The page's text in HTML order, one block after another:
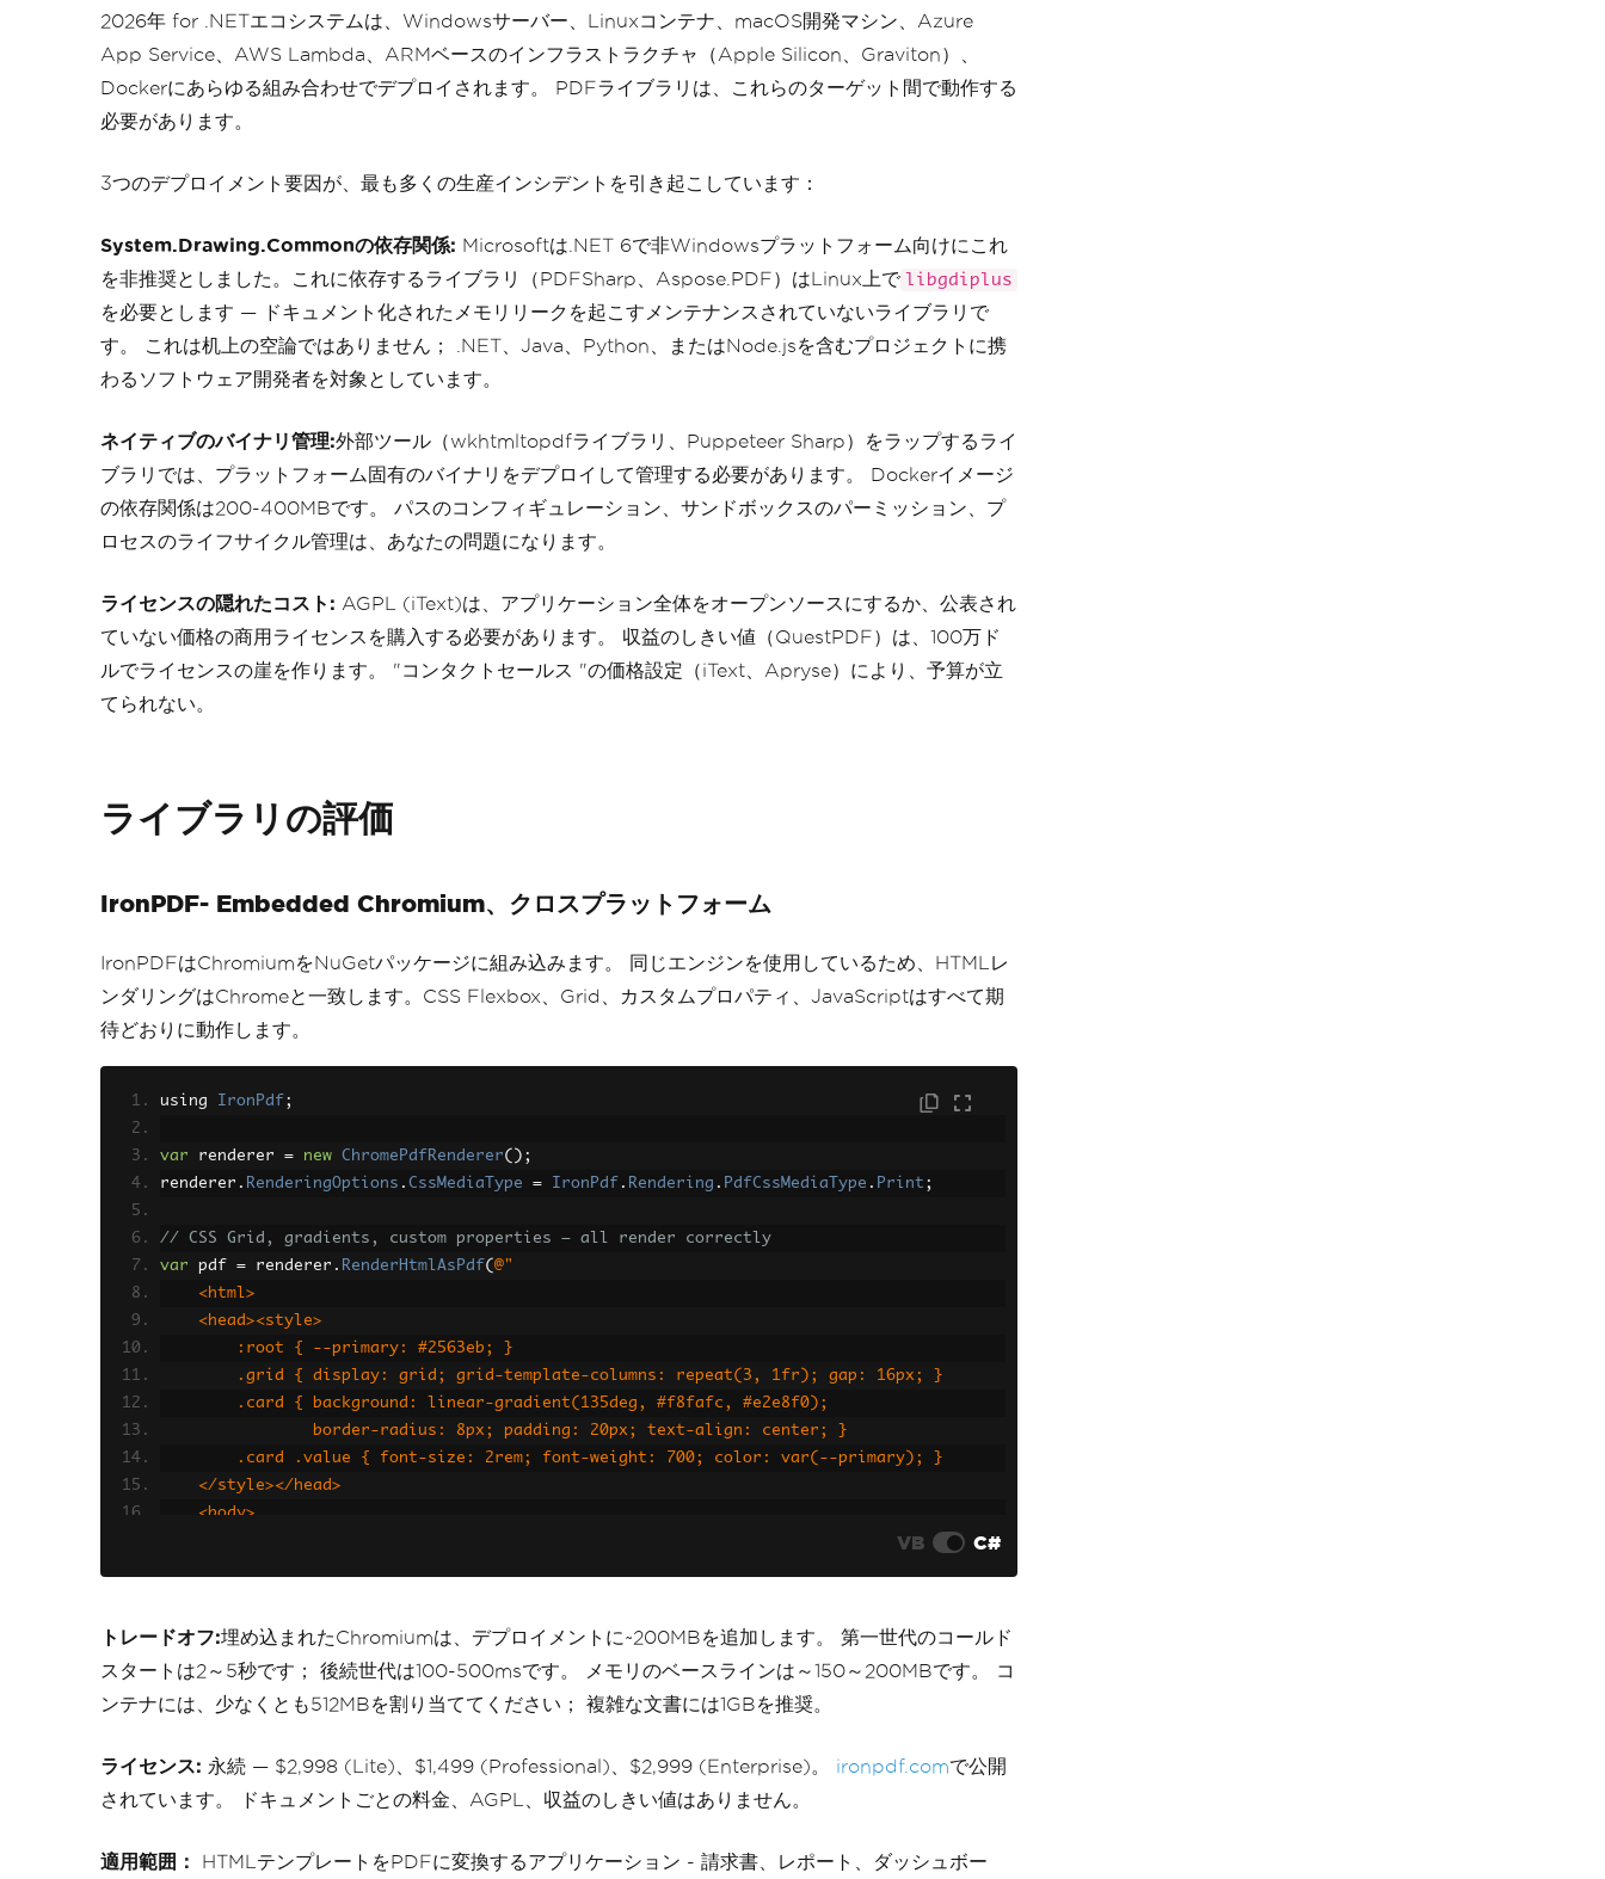
2026年 for .NETエコシステムは、Windowsサーバー、Linuxコンテナ、macOS開発マシン、Azure
App Service、AWS Lambda、ARMベースのインフラストラクチャ（Apple Silicon、Graviton）、
Dockerにあらゆる組み合わせでデプロイされます。 PDFライブラリは、これらのターゲット間で動作する
必要があります。
3つのデプロイメント要因が、最も多くの生産インシデントを引き起こしています：
System.Drawing.Commonの依存関係: Microsoftは.NET 6で非Windowsプラットフォーム向けにこれ
を非推奨としました。これに依存するライブラリ（PDFSharp、Aspose.PDF）はLinux上で libgdiplus
を必要とします — ドキュメント化されたメモリリークを起こすメンテナンスされていないライブラリで
す。 これは机上の空論ではありません； .NET、Java、Python、またはNode.jsを含むプロジェクトに携
わるソフトウェア開発者を対象としています。
ネイティブのバイナリ管理:外部ツール（wkhtmltopdfライブラリ、Puppeteer Sharp）をラップするライ
ブラリでは、プラットフォーム固有のバイナリをデプロイして管理する必要があります。 Dockerイメージ
の依存関係は200-400MBです。 パスのコンフィギュレーション、サンドボックスのパーミッション、プ
ロセスのライフサイクル管理は、あなたの問題になります。
ライセンスの隠れたコスト: AGPL (iText)は、アプリケーション全体をオープンソースにするか、公表され
ていない価格の商用ライセンスを購入する必要があります。 収益のしきい値（QuestPDF）は、100万ド
ルでライセンスの崖を作ります。 "コンタクトセールス "の価格設定（iText、Apryse）により、予算が立
てられない。
ライブラリの評価
IronPDF- Embedded Chromium、クロスプラットフォーム
IronPDFはChromiumをNuGetパッケージに組み込みます。 同じエンジンを使用しているため、HTMLレ
ンダリングはChromeと一致します。CSS Flexbox、Grid、カスタムプロパティ、JavaScriptはすべて期
待どおりに動作します。
using IronPdf ;
var renderer = new ChromePdfRenderer();
renderer . RenderingOptions . CssMediaType = IronPdf . Rendering . PdfCssMediaType . Print ;
// CSS Grid, gradients, custom properties — all render correctly
var pdf = renderer . RenderHtmlAsPdf( @"
    <html>
    <head><style>
        :root { --primary: #2563eb; }
        .grid { display: grid; grid-template-columns: repeat(3, 1fr); gap: 16px; }
        .card { background: linear-gradient(135deg, #f8fafc, #e2e8f0);
                border-radius: 8px; padding: 20px; text-align: center; }
        .card .value { font-size: 2rem; font-weight: 700; color: var(--primary); }
    </style></head>
    <body>
        </div>
    </body></html>"
);
pdf. SaveAs ( "dashboard.pdf" );
VB C#
トレードオフ:埋め込まれたChromiumは、デプロイメントに~200MBを追加します。 第一世代のコールド
スタートは2～5秒です； 後続世代は100-500msです。 メモリのベースラインは～150～200MBです。 コ
ンテナには、少なくとも512MBを割り当ててください； 複雑な文書には1GBを推奨。
ライセンス: 永続 — $2,998 (Lite)、$1,499 (Professional)、$2,999 (Enterprise)。 ironpdf.comで公開
されています。 ドキュメントごとの料金、AGPL、収益のしきい値はありません。
適用範囲： HTMLテンプレートをPDFに変換するアプリケーション - 請求書、レポート、ダッシュボー